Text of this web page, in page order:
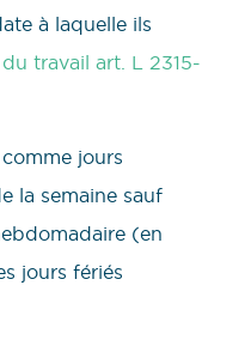
à laquelle ils
travail art. L 2315-
jours
la semaine sauf
(en
jours fériés